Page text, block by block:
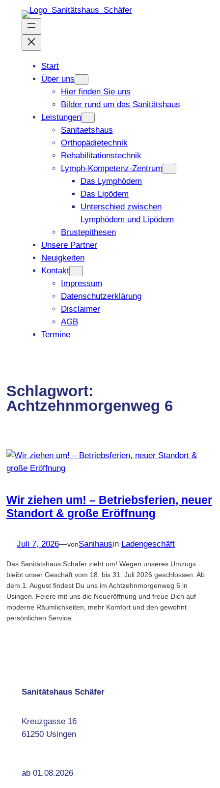
Inhalt
springen
Start
Über uns
Hier finden Sie uns
Bilder rund um das Sanitätshaus
Leistungen
Sanitaetshaus
Orthopädietechnik
Rehabilitationstechnik
Lymph-Kompetenz-Zentrum
Das Lymphödem
Das Lipödem
Unterschied zwischen
Lymphödem und Lipödem
Brustepithesen
Unsere Partner
Neuigkeiten
Kontakt
Impressum
Datenschutzerklärung
Disclaimer
AGB
Termine
Schlagwort:
Achtzehnmorgenweg 6
Wir ziehen um! – Betriebsferien, neuer
Standort & große Eröffnung
Juli 7, 2026—vonSanihausin Ladengeschäft
Das Sanitätshaus Schäfer zieht um! Wegen unseres Umzugs
bleibt unser Geschäft vom 18. bis 31. Juli 2026 geschlossen. Ab
dem 1. August findest Du uns im Achtzehnmorgenweg 6 in
Usingen. Feiere mit uns die Neueröffnung und freue Dich auf
moderne Räumlichkeiten, mehr Komfort und den gewohnt
persönlichen Service.
Sanitätshaus Schäfer
Kreuzgasse 16
61250 Usingen
ab 01.08.2026